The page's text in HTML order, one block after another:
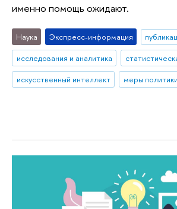
именно помощь ожидают.
Наука Экспресс-информация
исследования и аналитика
искусственный интеллект
меры политики